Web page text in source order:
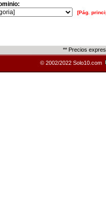
[Pág.
** Precios
© 2002/2022 Solo10.com